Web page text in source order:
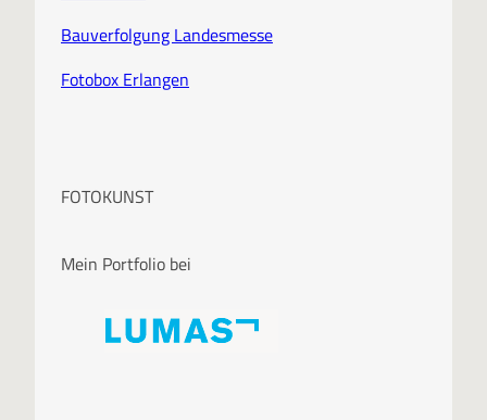
Bauverfolgung Landesmesse
Fotobox Erlangen
FOTOKUNST
Mein Portfolio bei